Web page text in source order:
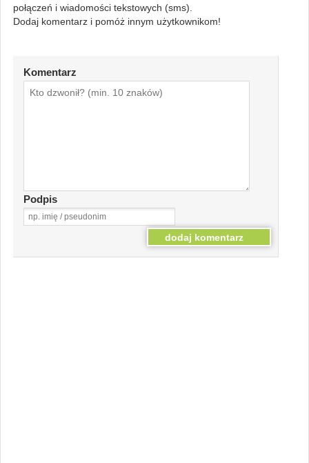
połączeń i wiadomości tekstowych (sms).
Dodaj komentarz i pomóż innym użytkownikom!
Komentarz
Podpis